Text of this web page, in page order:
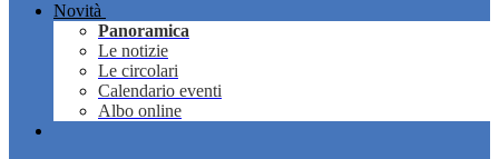
Novità
Panoramica
Le notizie
Le circolari
Calendario eventi
Albo online